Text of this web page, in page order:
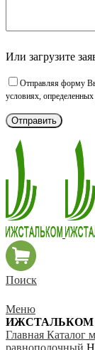
Или загрузите
Отправляя форму Вы
условиях, определенных
Поиск
Меню
ИЖСТАЛЬКОМ
Главная Каталог